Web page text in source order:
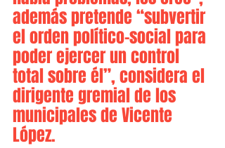
además pretende “subvertir
el orden político-social para
poder ejercer un control
total sobre él”, considera el
dirigente gremial de los
municipales de Vicente
López.